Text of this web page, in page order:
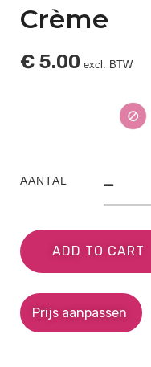
Crème
€ 5.00 excl. BTW
AANTAL
ADD TO CART
Prijs aanpassen